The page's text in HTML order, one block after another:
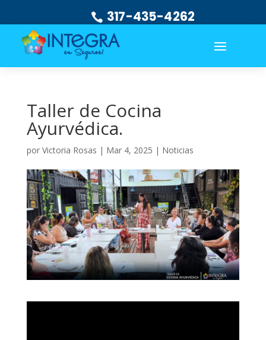
317-435-4262
Taller de Cocina
Ayurvédica.
por Victoria Rosas | Mar 4, 2025 | Noticias